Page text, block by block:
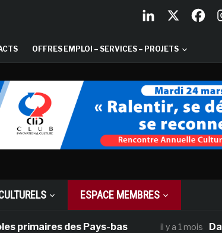
OFFRES EMPLOI – SERVICES – PROJETS
ESPACE MEMBRES
des Pays-bas il y a 1 mois Dans le